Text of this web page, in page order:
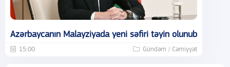
Azərbaycanın Malayziyada yeni səfiri təyin olunub
15:00 Gündəm / Cəmiyyət